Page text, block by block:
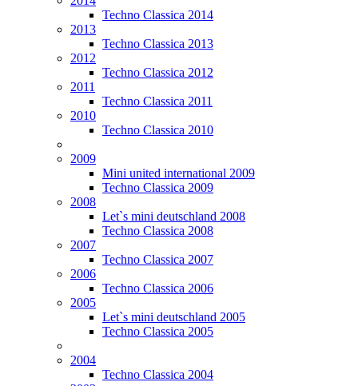
Techno Classica 2014
2013
Techno Classica 2013
2012
Techno Classica 2012
2011
Techno Classica 2011
2010
Techno Classica 2010
2009
Mini united international 2009
Techno Classica 2009
2008
Let`s mini deutschland 2008
Techno Classica 2008
2007
Techno Classica 2007
2006
Techno Classica 2006
2005
Let`s mini deutschland 2005
Techno Classica 2005
2004
Techno Classica 2004